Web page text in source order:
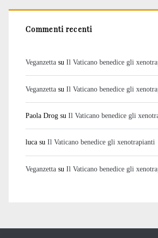
Commenti recenti
Veganzettasu Il Vaticano benedice gli
Veganzettasu Il Vaticano benedice gli
Paola Drogsu Il Vaticano benedice gli
lucasu Il Vaticano benedice gli xenotrapianti
Veganzettasu Il Vaticano benedice gli